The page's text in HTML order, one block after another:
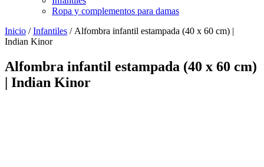
Ropa y complementos para damas
Inicio /Infantiles / Alfombra infantil estampada (40 x 60 cm) |
Indian Kinor
Alfombra infantil estampada (40 x 60 cm)
| Indian Kinor